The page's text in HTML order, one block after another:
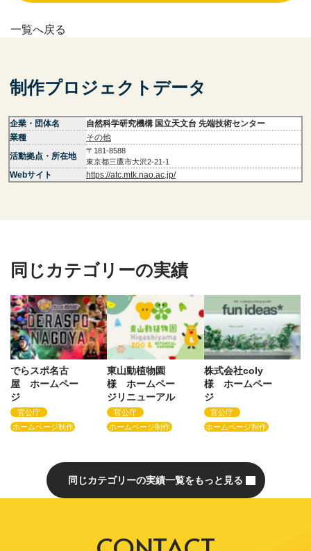
一覧へ戻る
制作プロジェクトデータ
企業・団体名
自然科学研究機構 国立天文台 先端技術センター
業種
その他
活動拠点・所在地
〒181-8588
東京都三鷹市大沢2-21-1
Webサイト https://atc.mtk.nao.ac.jp/
同じカテゴリーの実績
でらスポ名古
屋 ホームペー
ジ
官公庁
ホームページ制作
東山動植物園
様 ホームペー
ジリニューアル
官公庁
ホームページ制作
株式会社coly
様 ホームペー
ジ
官公庁
ホームページ制作
同じカテゴリーの実績一覧をもっと見る